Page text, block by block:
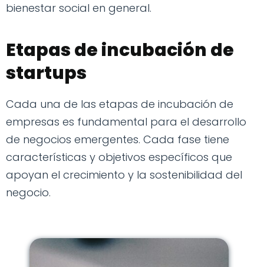
bienestar social en general.
Etapas de incubación de
startups
Cada una de las etapas de incubación de
empresas es fundamental para el desarrollo
de negocios emergentes. Cada fase tiene
características y objetivos específicos que
apoyan el crecimiento y la sostenibilidad del
negocio.